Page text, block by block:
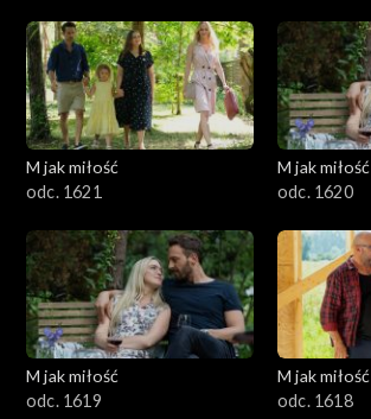
M jak miłość
odc. 1621
M jak miłość
odc. 1620
M jak miłość
odc. 1619
M jak miłość
odc. 1618